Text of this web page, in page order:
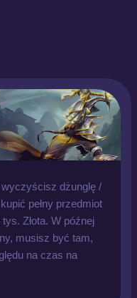
dżunglę /
pełny przedmiot
Złota. W późnej
musisz być tam,
na czas na